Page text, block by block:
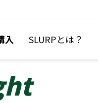
入 SLURPとは？